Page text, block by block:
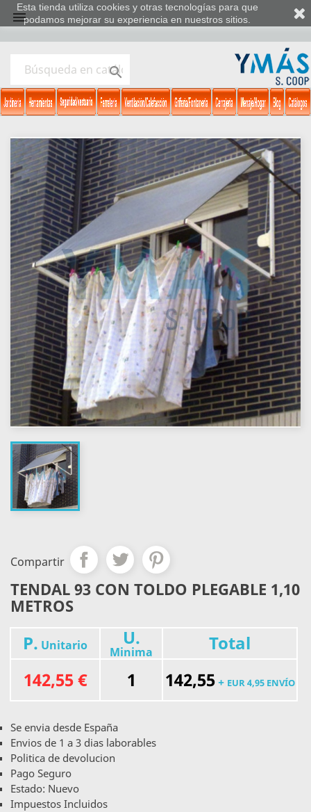


Compartir
TENDAL 93 CON TOLDO PLEGABLE 1,10
METROS
P. Unitario U.
Minima
Total
142,55 €
1 142,55+ EUR 4,95 ENVÍO
Se envia desde España
Envios de 1 a 3 dias laborables
Politica de devolucion
Pago Seguro
Estado: Nuevo
Impuestos Incluidos
Esta tienda utiliza cookies y otras tecnologías para que
podamos mejorar su experiencia en nuestros sitios.